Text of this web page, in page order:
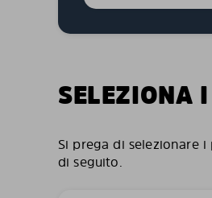
SELEZIONA
Si prega di selezionare
di seguito.